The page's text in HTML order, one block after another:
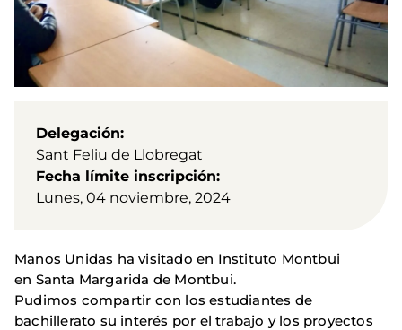
Delegación
Sant Feliu de Llobregat
Fecha límite inscripción
Lunes, 04 noviembre, 2024
Manos Unidas ha visitado en Instituto Montbui
en Santa Margarida de Montbui.
Pudimos compartir con los estudiantes de
bachillerato su interés por el trabajo y los proyectos